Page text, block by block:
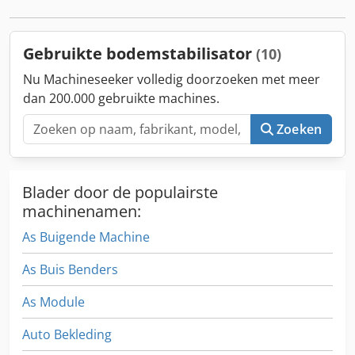
bouwjaar 11.2023, in gebruik genomen 04.2024, 980
Anoykuafeiorf
Gebruikte bodemstabilisator (10)
Nu Machineseeker volledig doorzoeken met meer
dan 200.000 gebruikte machines.
Zoeken
Blader door de populairste
machinenamen:
As Buigende Machine
As Buis Benders
As Module
Auto Bekleding